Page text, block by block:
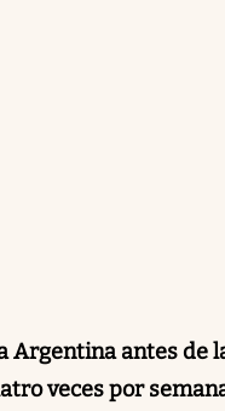
Argentina antes de
veces por